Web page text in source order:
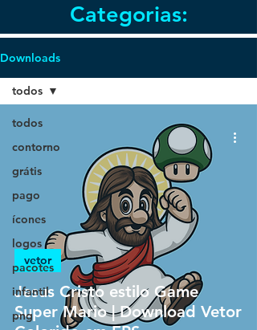
Categorias:
Downloads
todos
contorno
grátis
pago
ícones
logos
pacotes
infantil
png
todos
Jesus Cristo estilo Game
Super Mario | Download Vetor
vetor